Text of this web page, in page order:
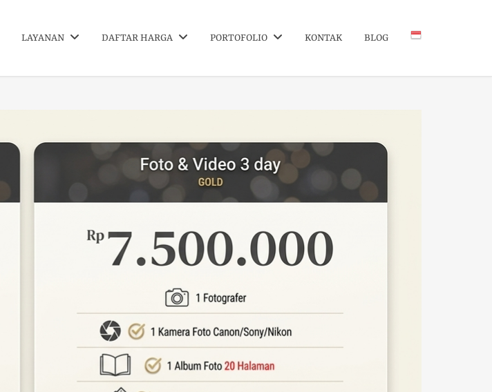
LAYANAN DAFTAR HARGA PORTOFOLIO KONTAK BLOG